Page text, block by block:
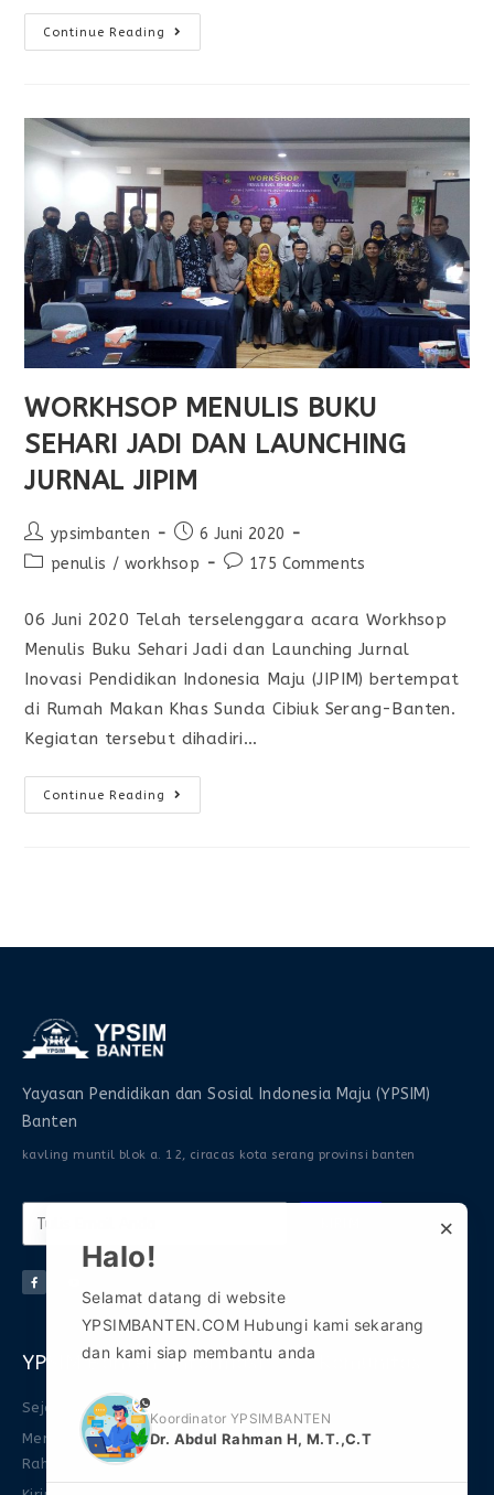
Continue Reading
WORKHSOP MENULIS BUKU
SEHARI JADI DAN LAUNCHING
JURNAL JIPIM
ypsimbanten
6 Juni 2020
penulis / workhsop 175 Comments
06 Juni 2020 Telah terselenggara acara Workhsop
Menulis Buku Sehari Jadi dan Launching Jurnal
Inovasi Pendidikan Indonesia Maju (JIPIM) bertempat
di Rumah Makan Khas Sunda Cibiuk Serang-Banten.
Kegiatan tersebut dihadiri…
Continue Reading
Yayasan Pendidikan dan Sosial Indonesia Maju (YPSIM)
Banten
kavling muntil blok a. 12, ciracas kota serang provinsi banten
YPSIM Banten
Sejarah
Mengenal Abdul
Rahman
Informasi
Download Ebook
Gabung Grup WA 2
×
Halo!
Selamat datang di website
YPSIMBANTEN.COM Hubungi kami sekarang
dan kami siap membantu anda
phone
Koordinator YPSIMBANTEN
Dr. Abdul Rahman H, M.T.,C.T